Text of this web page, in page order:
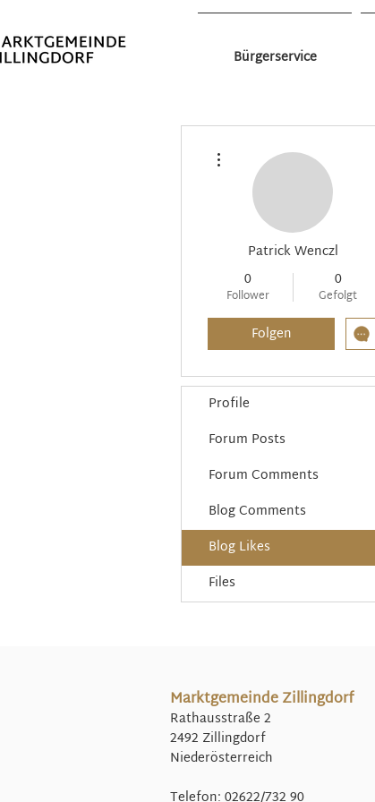
Bürgerservice
Patrick Wenczl
0
Follower
0
Gefolgt
Folgen
Profile
Forum Posts
Forum Comments
Blog Comments
Blog Likes
Files
Marktgemeinde Zillingdorf
Rathausstraße 2
2492 Zillingdorf
Niederösterreich